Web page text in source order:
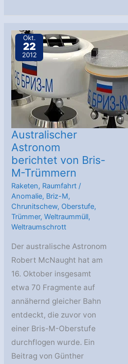
SatMex
8
Okt.
22
2012
Australischer
Astronom
berichtet von Bris-
M-Trümmern
Raketen, Raumfahrt /
Anomalie, Briz-M,
Chrunitschew, Oberstufe,
Trümmer,Weltraummüll,
Weltraumschrott
Der australische Astronom
Robert McNaught hat am
16. Oktober insgesamt
etwa 70 Fragmente auf
annähernd gleicher Bahn
entdeckt, die zuvor von
einer Bris-M-Oberstufe
durchflogen wurde. Ein
Beitrag von Günther